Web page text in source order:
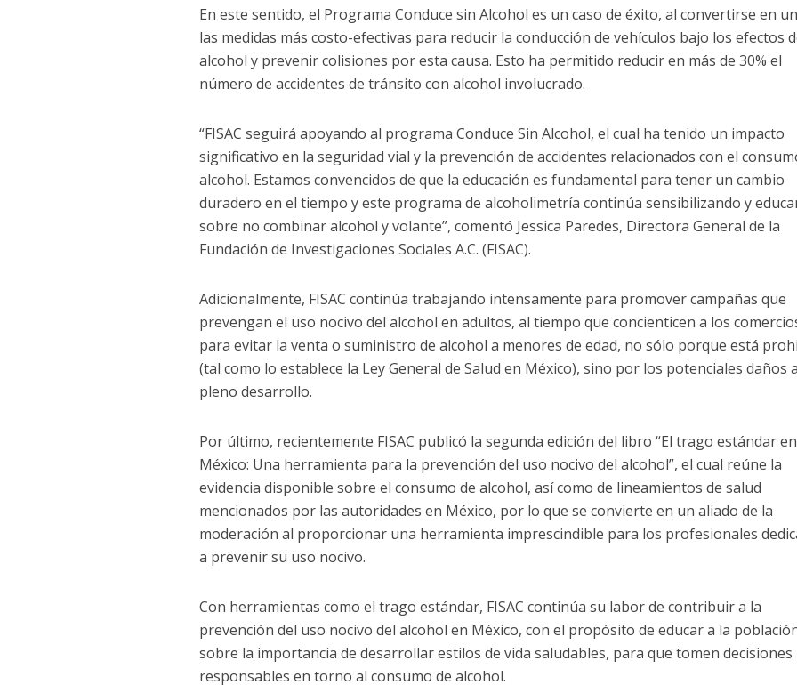
En este sentido, el Programa Conduce sin Alcohol es un caso de éxito, al convertirse en
las medidas más costo-efectivas para reducir la conducción de vehículos bajo los efectos
alcohol y prevenir colisiones por esta causa. Esto ha permitido reducir en más de 30% el
número de accidentes de tránsito con alcohol involucrado.
“FISAC seguirá apoyando al programa Conduce Sin Alcohol, el cual ha tenido un impacto
significativo en la seguridad vial y la prevención de accidentes relacionados con el
alcohol. Estamos convencidos de que la educación es fundamental para tener un cambio
duradero en el tiempo y este programa de alcoholimetría continúa sensibilizando y
sobre no combinar alcohol y volante”, comentó Jessica Paredes, Directora General de la
Fundación de Investigaciones Sociales A.C. (FISAC).
Adicionalmente, FISAC continúa trabajando intensamente para promover campañas que
prevengan el uso nocivo del alcohol en adultos, al tiempo que concienticen a los
para evitar la venta o suministro de alcohol a menores de edad, no sólo porque está
(tal como lo establece la Ley General de Salud en México), sino por los potenciales daños
pleno desarrollo.
Por último, recientemente FISAC publicó la segunda edición del libro “El trago estándar en
México: Una herramienta para la prevención del uso nocivo del alcohol”, el cual reúne la
evidencia disponible sobre el consumo de alcohol, así como de lineamientos de salud
mencionados por las autoridades en México, por lo que se convierte en un aliado de la
moderación al proporcionar una herramienta imprescindible para los profesionales
a prevenir su uso nocivo.
Con herramientas como el trago estándar, FISAC continúa su labor de contribuir a la
prevención del uso nocivo del alcohol en México, con el propósito de educar a la
sobre la importancia de desarrollar estilos de vida saludables, para que tomen decisiones
responsables en torno al consumo de alcohol.